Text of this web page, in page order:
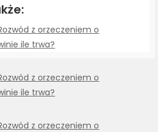
z orzeczeniem o
ile trwa?
z orzeczeniem o
ile trwa?
z orzeczeniem o